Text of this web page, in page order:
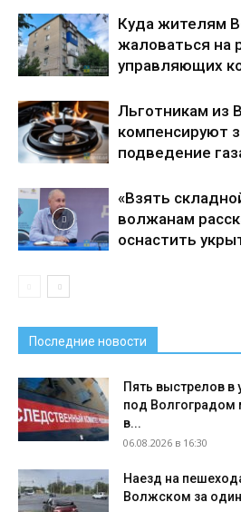
Куда жителям
жаловаться на
управляющих
Льготникам из
компенсируют
подведение
«Взять
волжанам
оснастить
Последние новости
Пять выстрелов в
под Волгоградом
в...
06.08.2026 в 16:30
Наезд на
Волжском за